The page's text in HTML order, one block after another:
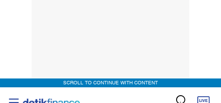
SCROLL TO CONTINUE WITH CONTENT